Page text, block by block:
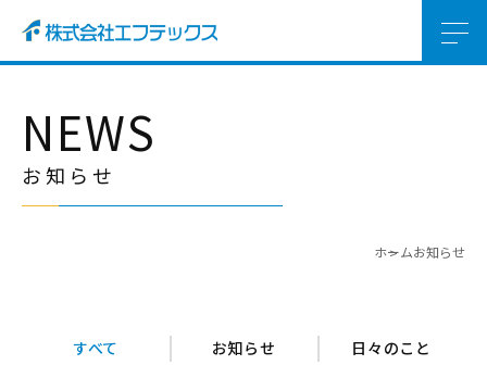
NEWS
お知らせ
ホームお知らせ
すべて お知らせ 日々のこと